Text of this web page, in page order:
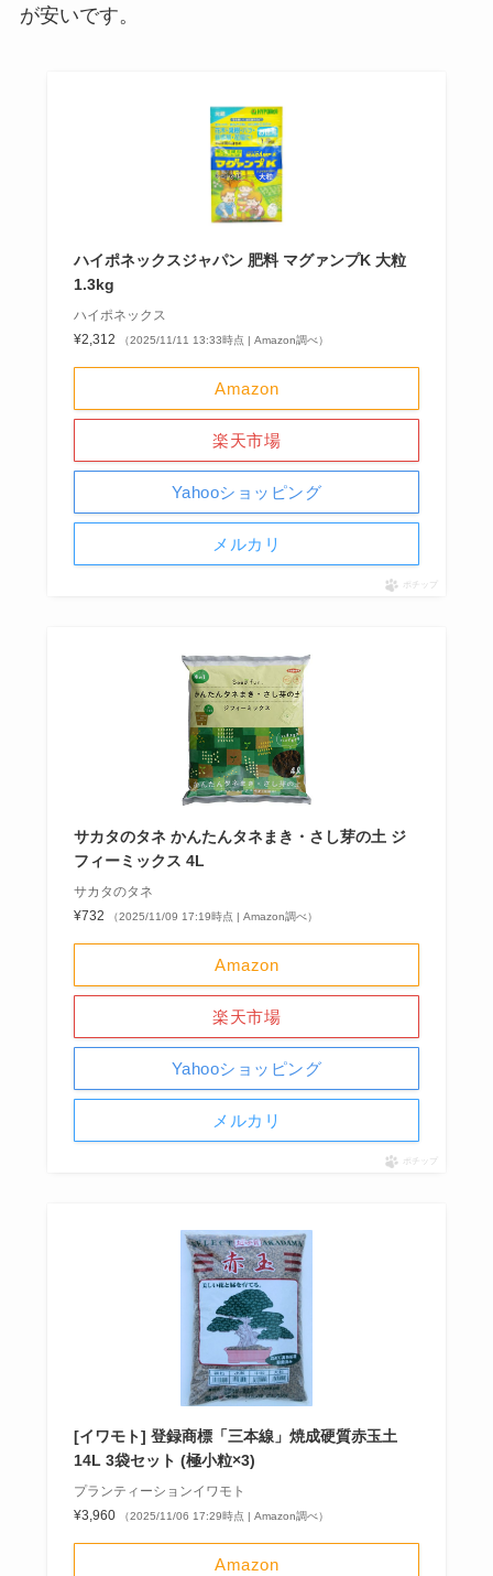
が安いです。
ハイポネックスジャパン 肥料 マグァンプK 大粒
1.3kg
ハイポネックス
¥2,312
（2025/11/11 13:33時点 | Amazon調べ）
Amazon
楽天市場
Yahooショッピング
メルカリ
ポチップ
サカタのタネ かんたんタネまき・さし芽の土 ジ
フィーミックス 4L
サカタのタネ
¥732
（2025/11/09 17:19時点 | Amazon調べ）
Amazon
楽天市場
Yahooショッピング
メルカリ
ポチップ
[イワモト] 登録商標「三本線」焼成硬質赤玉土
14L 3袋セット (極小粒×3)
プランティーションイワモト
¥3,960
（2025/11/06 17:29時点 | Amazon調べ）
Amazon